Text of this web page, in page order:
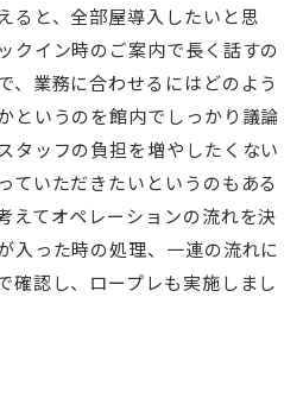
ると、全部屋導入したいと思
クイン時のご案内で長く話すの
、業務に合わせるにはどのよう
というのを館内でしっかり議論
タッフの負担を増やしたくない
ていただきたいというのもある
えてオペレーションの流れを決
入った時の処理、一連の流れに
確認し、ロープレも実施しまし